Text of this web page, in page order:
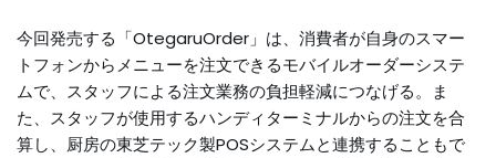
今回発売する「OtegaruOrder」は、消費者が自身のスマー
トフォンからメニューを注文できるモバイルオーダーシステ
ムで、スタッフによる注文業務の負担軽減につなげる。ま
た、スタッフが使用するハンディターミナルからの注文を合
算し、厨房の東芝テック製POSシステムと連携することもで